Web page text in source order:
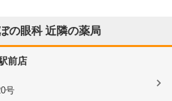
の眼科近隣の薬局
前店
号